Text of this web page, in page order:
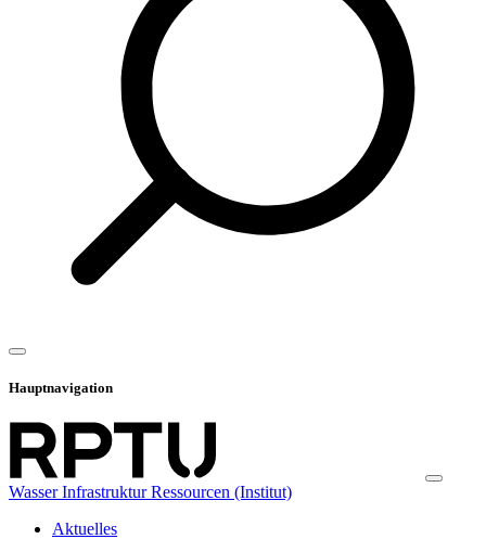
Hauptnavigation
Wasser Infrastruktur Ressourcen (Institut)
Aktuelles